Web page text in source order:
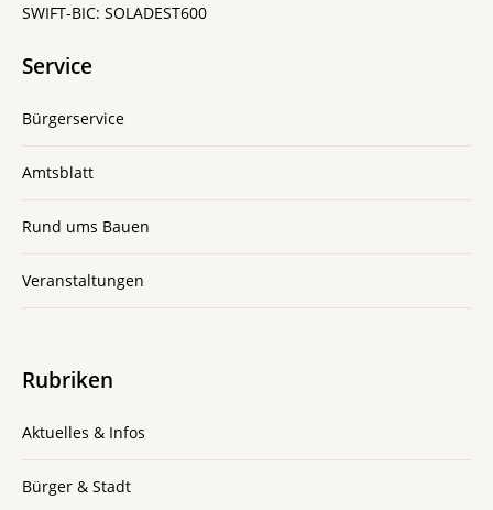
SWIFT-BIC: SOLADEST600
Service
Bürgerservice
Amtsblatt
Rund ums Bauen
Veranstaltungen
Rubriken
Aktuelles & Infos
Bürger & Stadt